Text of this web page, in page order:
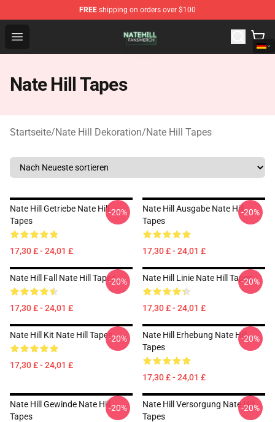
FREE shipping on orders over $100
Open menu
Nate Hill Shop - Official Nate Hill Merchandise Store
Nate Hill Tapes
Startseite/Nate Hill Dekoration/Nate Hill Tapes
Nate Hill Getriebe Nate Hill
Tapes
17,30 £ - 24,01 £
-20%
Nate Hill Ausgabe Nate Hill
Tapes
17,30 £ - 24,01 £
-20%
Nate Hill Fall Nate Hill Tapes
17,30 £ - 24,01 £
-20% Nate Hill Linie Nate Hill Tapes
17,30 £ - 24,01 £
-20%
Nate Hill Kit Nate Hill Tapes
17,30 £ - 24,01 £
-20%
Nate Hill Erhebung Nate Hill
Tapes
17,30 £ - 24,01 £
-20%
Nate Hill Gewinde Nate Hill
Tapes
-20%
Nate Hill Versorgung Nate Hill
Tapes
-20%